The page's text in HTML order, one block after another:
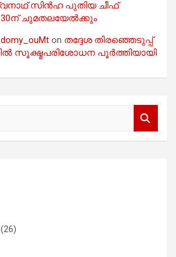
സിൻഹ പുതിയ ചീഫ്
ചുമതലയേൽക്കും
on തദ്ദേശ തിരഞ്ഞെടുപ്പ്
സൂക്ഷ്മപരിശോധന പൂർത്തിയായി
(26)